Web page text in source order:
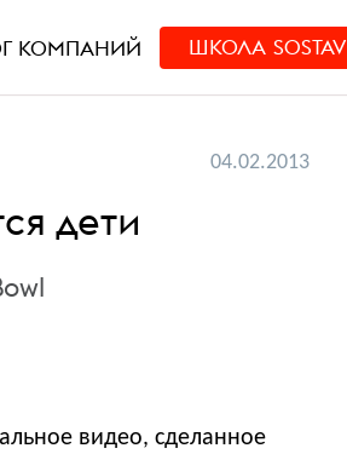
КОМПАНИЙ ШКОЛА SOSTAV
04.02.2013
дети
видео, сделанное